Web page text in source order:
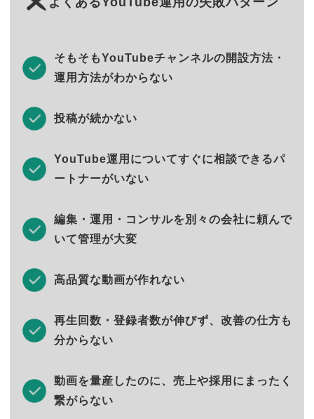
そもそもYouTubeチャンネルの開設方法・
運用方法がわからない
投稿が続かない
YouTube運用についてすぐに相談できるパ
ートナーがいない
編集・運用・コンサルを別々の会社に頼んで
いて管理が大変
高品質な動画が作れない
再生回数・登録者数が伸びず、改善の仕方も
分からない
動画を量産したのに、売上や採用にまったく
繋がらない